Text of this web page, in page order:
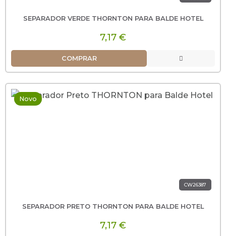
SEPARADOR VERDE THORNTON PARA BALDE HOTEL
7,17 €
COMPRAR
Novo
CW26387
SEPARADOR PRETO THORNTON PARA BALDE HOTEL
7,17 €